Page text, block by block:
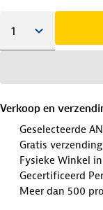
Verkoop en
Geselecteerde
Gratis verzending
Fysieke Winkel
Gecertificeerd
Meer dan 500